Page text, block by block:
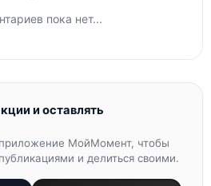
пока нет...
и оставлять
МойМомент, чтобы
и делиться своими.